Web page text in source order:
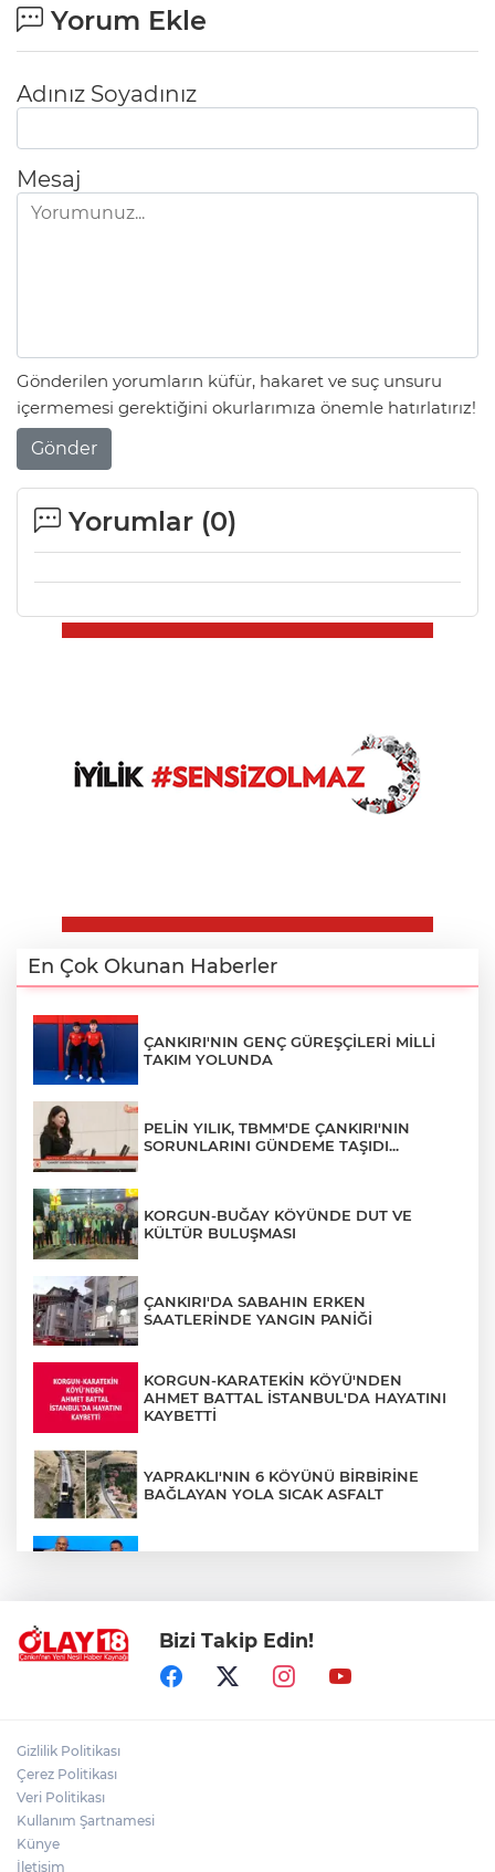
Yorum Ekle
Adınız Soyadınız
Mesaj
Gönderilen yorumların küfür, hakaret ve suç unsuru
içermemesi gerektiğini okurlarımıza önemle hatırlatırız!
Gönder
Yorumlar (0)
En Çok Okunan Haberler
ÇANKIRI'NIN GENÇ GÜREŞÇİLERİ MİLLİ
TAKIM YOLUNDA
PELİN YILIK, TBMM'DE ÇANKIRI'NIN
SORUNLARINI GÜNDEME TAŞIDI...
KORGUN-BUĞAY KÖYÜNDE DUT VE
KÜLTÜR BULUŞMASI
ÇANKIRI'DA SABAHIN ERKEN
SAATLERİNDE YANGIN PANİĞİ
KORGUN-KARATEKİN KÖYÜ'NDEN
AHMET BATTAL İSTANBUL'DA HAYATINI
KAYBETTİ
YAPRAKLI'NIN 6 KÖYÜNÜ BİRBİRİNE
BAĞLAYAN YOLA SICAK ASFALT
TÜRKİYE, PAKİSTAN VE SUUDİ
ARABİSTAN'DAN ORTAK SAVUNMA
ANLAŞMASI
T3 VAKFI'NIN 10 YILLIK TEKNOLOJİ
Bizi Takip Edin!
Gizlilik Politikası
Çerez Politikası
Veri Politikası
Kullanım Şartnamesi
Künye
İletişim